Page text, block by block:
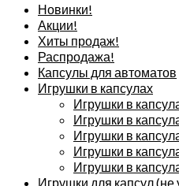
Новинки!
Акции!
Хиты продаж!
Распродажа!
Капсулы для автоматов
Игрушки в капсулах
Игрушки в
Игрушки в
Игрушки в
Игрушки в
Игрушки в
Игрушки для капсул